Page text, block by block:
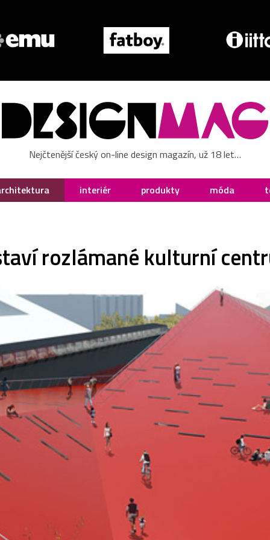
Nejčtenější český on-line design magazín, už 18 let…
interiér produkty móda
rozlámané kulturní